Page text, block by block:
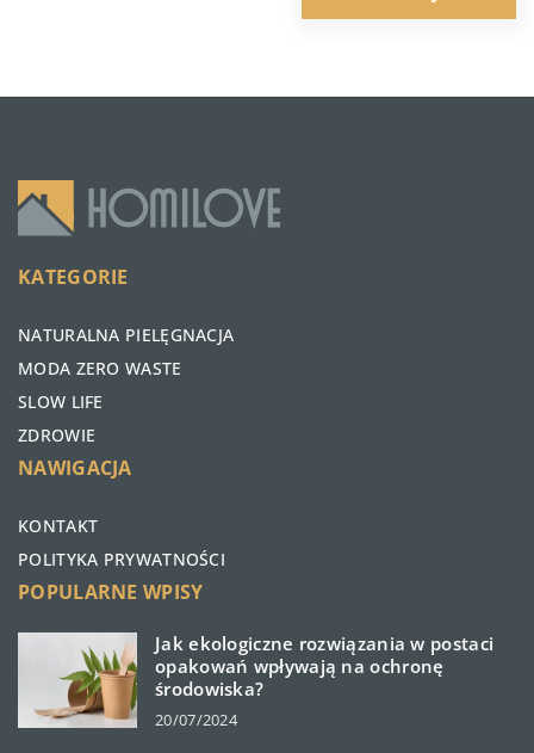
KATEGORIE
NATURALNA PIELĘGNACJA
MODA ZERO WASTE
SLOW LIFE
ZDROWIE
NAWIGACJA
KONTAKT
POLITYKA PRYWATNOŚCI
POPULARNE WPISY
Jak ekologiczne rozwiązania w postaci
opakowań wpływają na ochronę
środowiska?
20/07/2024